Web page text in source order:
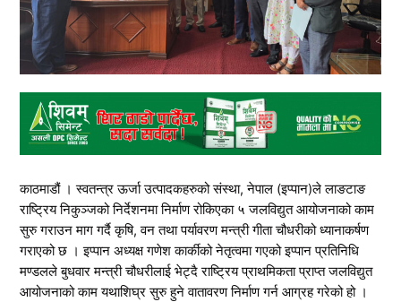
काठमाडौं । स्वतन्त्र ऊर्जा उत्पादकहरुको संस्था, नेपाल (इप्पान)ले लाङटाङ
राष्ट्रिय निकुञ्जको निर्देशनमा निर्माण रोकिएका ५ जलविद्युत आयोजनाको काम
सुरु गराउन माग गर्दै कृषि, वन तथा पर्यावरण मन्त्री गीता चौधरीको ध्यानाकर्षण
गराएको छ । इप्पान अध्यक्ष गणेश कार्कीको नेतृत्वमा गएको इप्पान प्रतिनिधि
मण्डलले बुधवार मन्त्री चौधरीलाई भेट्दै राष्ट्रिय प्राथमिकता प्राप्त जलविद्युत
आयोजनाको काम यथाशिघ्र सुरु हुने वातावरण निर्माण गर्न आग्रह गरेको हो ।